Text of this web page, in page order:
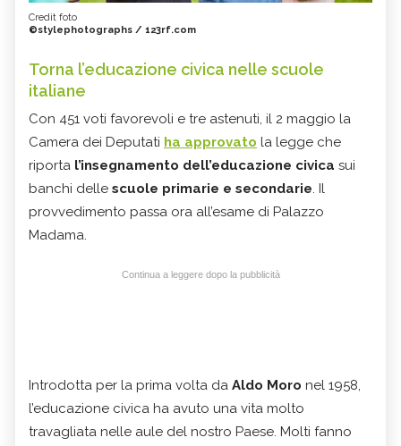
Credit foto
©stylephotographs / 123rf.com
Torna l’educazione civica nelle scuole
italiane
Con 451 voti favorevoli e tre astenuti, il 2 maggio la
Camera dei Deputati ha approvato la legge che
riporta l’insegnamento dell’educazione civica sui
banchi delle scuole primarie e secondarie. Il
provvedimento passa ora all’esame di Palazzo
Madama.
Continua a leggere dopo la pubblicità
Introdotta per la prima volta da Aldo Moro nel 1958,
l’educazione civica ha avuto una vita molto
travagliata nelle aule del nostro Paese. Molti fanno